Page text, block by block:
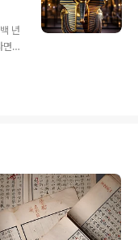
라
반
정
물
년
면
룩
을
인
었
물